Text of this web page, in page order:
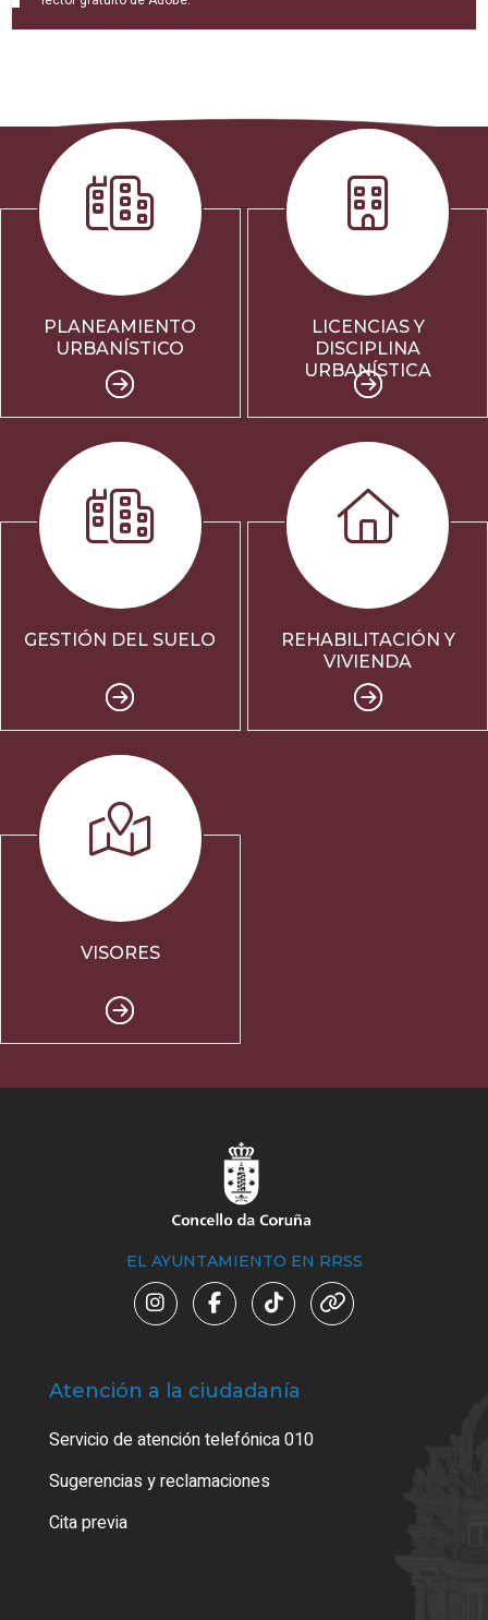
PLANEAMIENTO
URBANÍSTICO
LICENCIAS Y
DISCIPLINA
URBANÍSTICA
GESTIÓN DEL SUELO
REHABILITACIÓN Y
VIVIENDA
VISORES
EL AYUNTAMIENTO EN RRSS
Atención a la ciudadanía
Servicio de atención telefónica 010
Sugerencias y reclamaciones
Cita previa